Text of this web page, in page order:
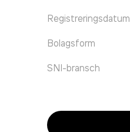
Registreringsdatum
Bolagsform
SNI-bransch